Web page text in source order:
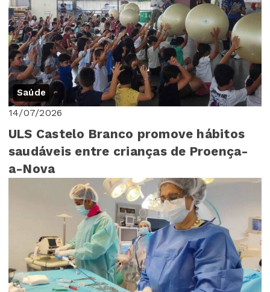
Saúde
14/07/2026
ULS Castelo Branco promove hábitos
saudáveis entre crianças de Proença-
a-Nova